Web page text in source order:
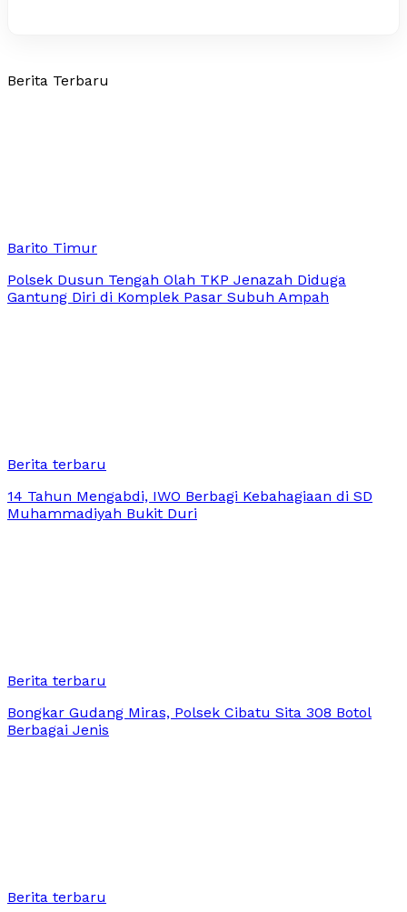
Berita Terbaru
Barito Timur
Polsek Dusun Tengah Olah TKP Jenazah Diduga
Gantung Diri di Komplek Pasar Subuh Ampah
Berita terbaru
14 Tahun Mengabdi, IWO Berbagi Kebahagiaan di SD
Muhammadiyah Bukit Duri
Berita terbaru
Bongkar Gudang Miras, Polsek Cibatu Sita 308 Botol
Berbagai Jenis
Berita terbaru